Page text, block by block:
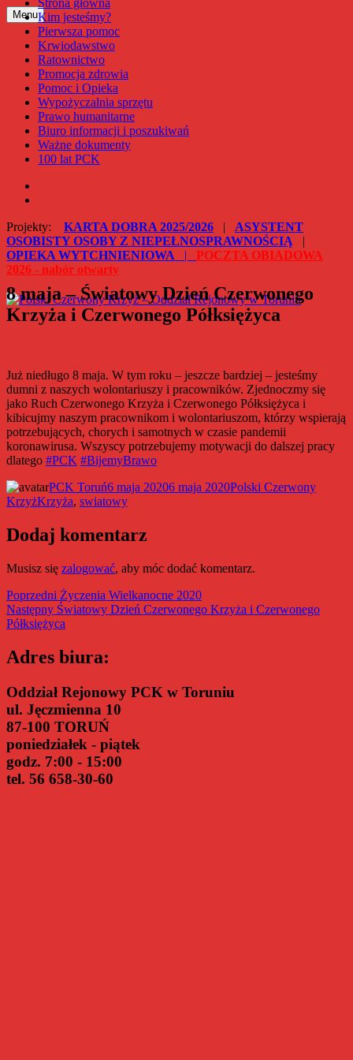
Przejdź
do
Polski Czerwony Krzyż – Oddział Rejonowy w Toruniu
Menu
Strona główna
Kim jesteśmy?
Pierwsza pomoc
Krwiodawstwo
Ratownictwo
Promocja zdrowia
Pomoc i Opieka
Wypożyczalnia sprzętu
Prawo humanitarne
Biuro informacji i poszukiwań
Ważne dokumenty
100 lat PCK
Projekty: KARTA DOBRA 2025/2026 | ASYSTENT
OSOBISTY OSOBY Z NIEPEŁNOSPRAWNOŚCIĄ |
OPIEKA WYTCHNIENIOWA | POCZTA OBIADOWA
2026 - nabór otwarty
8 maja – Światowy Dzień Czerwonego
Krzyża i Czerwonego Półksiężyca
Już niedługo 8 maja. W tym roku – jeszcze bardziej – jesteśmy
dumni z naszych wolontariuszy i pracowników. Zjednoczmy się
jako Ruch Czerwonego Krzyża i Czerwonego Półksiężyca i
kibicujmy naszym pracownikom i wolontariuszom, którzy wspierają
potrzebujących, chorych i samotnych w czasie pandemii
koronawirusa. Wszyscy potrzebujemy motywacji do dalszej pracy
dlatego #PCK #BijemyBrawo
Autor
PCK ToruńData
publikacji
6 maja 20206 maja 2020Kategorie
Polski Czerwony
KrzyżTagi
Krzyża, swiatowy
Dodaj komentarz
Musisz się zalogować, aby móc dodać komentarz.
Nawigacja
wpisu
Poprzedni Poprzedni
wpis:
Życzenia Wielkanocne 2020
Następny Następny
wpis:
Światowy Dzień Czerwonego Krzyża i Czerwonego
Półksiężyca
Adres biura:
Oddział Rejonowy PCK w Toruniu
ul. Jęczmienna 10
87-100 TORUŃ
poniedziałek - piątek
godz. 7:00 - 15:00
tel. 56 658-30-60